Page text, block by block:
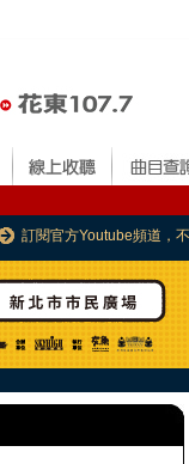
訂閱官方Youtube頻道，